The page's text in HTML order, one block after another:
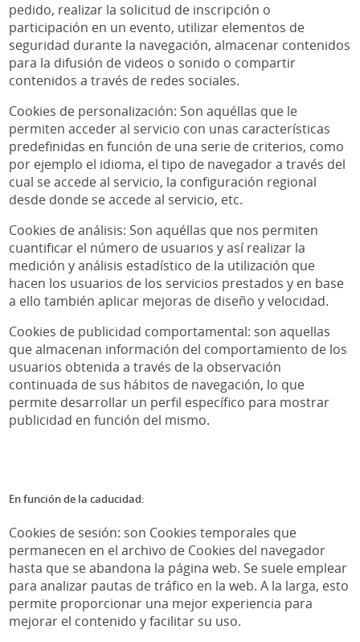
pedido, realizar la solicitud de inscripción o
participación en un evento, utilizar elementos de
seguridad durante la navegación, almacenar contenidos
para la difusión de videos o sonido o compartir
contenidos a través de redes sociales.
Cookies de personalización: Son aquéllas que le
permiten acceder al servicio con unas características
predefinidas en función de una serie de criterios, como
por ejemplo el idioma, el tipo de navegador a través del
cual se accede al servicio, la configuración regional
desde donde se accede al servicio, etc.
Cookies de análisis: Son aquéllas que nos permiten
cuantificar el número de usuarios y así realizar la
medición y análisis estadístico de la utilización que
hacen los usuarios de los servicios prestados y en base
a ello también aplicar mejoras de diseño y velocidad.
Cookies de publicidad comportamental: son aquellas
que almacenan información del comportamiento de los
usuarios obtenida a través de la observación
continuada de sus hábitos de navegación, lo que
permite desarrollar un perfil específico para mostrar
publicidad en función del mismo.
En función de la caducidad:
Cookies de sesión: son Cookies temporales que
permanecen en el archivo de Cookies del navegador
hasta que se abandona la página web. Se suele emplear
para analizar pautas de tráfico en la web. A la larga, esto
permite proporcionar una mejor experiencia para
mejorar el contenido y facilitar su uso.